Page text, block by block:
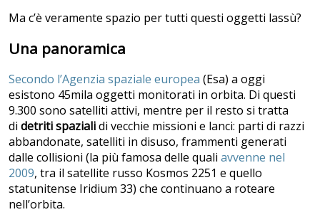
Ma c’è veramente spazio per tutti questi oggetti lassù?
Una panoramica
Secondo l’Agenzia spaziale europea (Esa) a oggi
esistono 45mila oggetti monitorati in orbita. Di questi
9.300 sono satelliti attivi, mentre per il resto si tratta
di detriti spazialidi vecchie missioni e lanci: parti di razzi
abbandonate, satelliti in disuso, frammenti generati
dalle collisioni (la più famosa delle quali avvenne nel
2009, tra il satellite russo Kosmos 2251 e quello
statunitense Iridium 33) che continuano a roteare
nell’orbita.